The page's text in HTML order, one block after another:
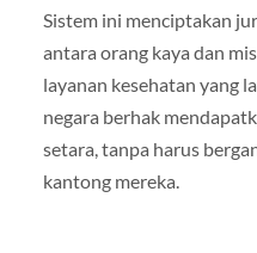
Sistem ini menciptakan
antara orang kaya dan
layanan kesehatan yang
negara berhak
setara, tanpa harus
kantong mereka.